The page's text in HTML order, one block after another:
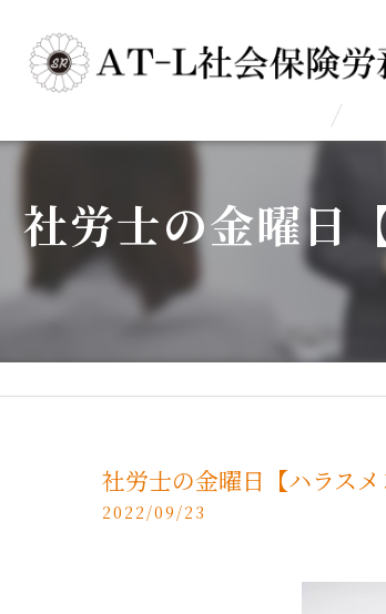
社労士の金曜日
社労士の金曜日【ハラス
2022/09/23